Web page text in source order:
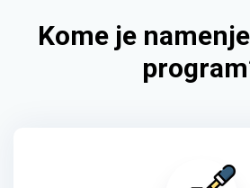
Kome je